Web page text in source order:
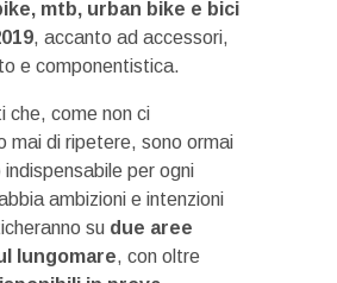
mtb, urban bike e bici
, accanto ad accessori,
e componentistica.
che, come non ci
mai di ripetere, sono ormai
per ogni
ambizioni e intenzioni
su due aree
lungomare, con oltre